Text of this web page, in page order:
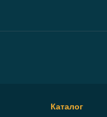
Каталог